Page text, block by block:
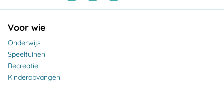
Voor wie
Onderwijs
Speeltuinen
Recreatie
Kinderopvangen